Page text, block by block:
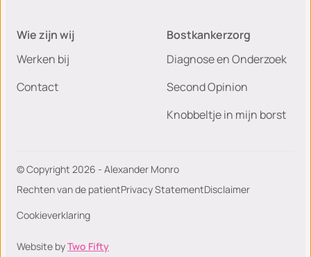
Wie zijn wij
Werken bij
Contact
Bostkankerzorg
Diagnose en Onderzoek
Second Opinion
Knobbeltje in mijn borst
© Copyright 2026 - Alexander Monro
Rechten van de patientPrivacy StatementDisclaimer
Cookieverklaring
Website byTwo Fifty